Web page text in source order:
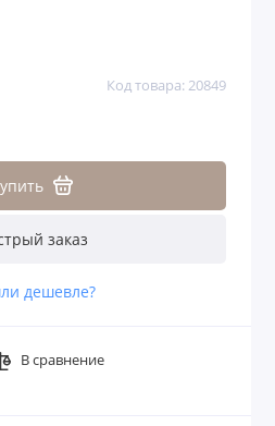
Код товара: 20849
заказ
дешевле?
В сравнение